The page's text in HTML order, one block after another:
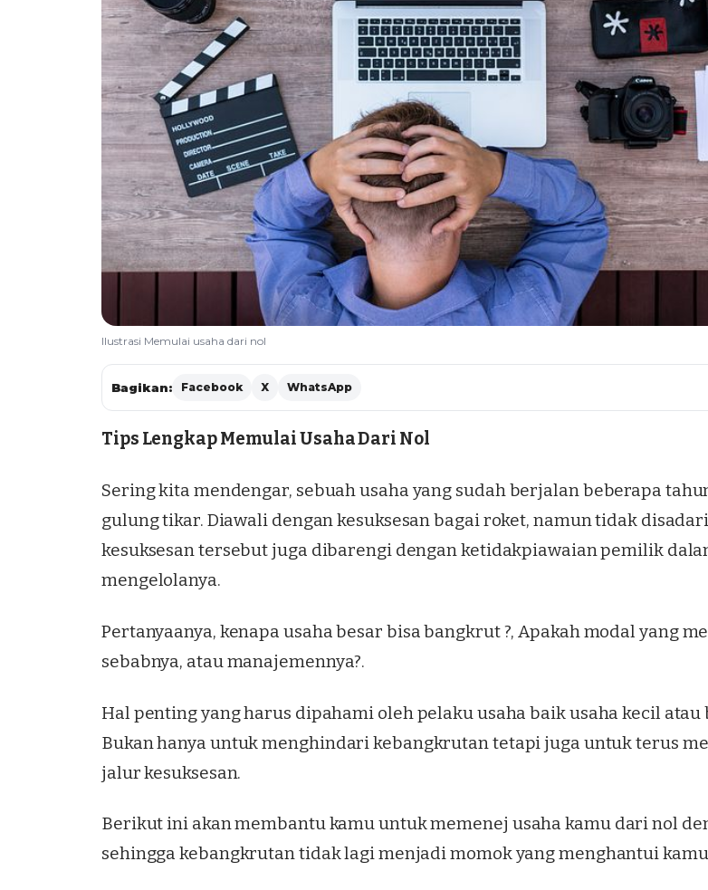
Ilustrasi Memulai usaha dari nol
Bagikan: Facebook X WhatsApp
Tips Lengkap Memulai Usaha Dari Nol
Sering kita mendengar, sebuahusaha yang sudah berjalan beberapa
gulung tikar. Diawali dengan kesuksesan bagai roket, namun tidak
kesuksesan tersebut juga dibarengi dengan ketidakpiawaian pemilik
mengelolanya.
Pertanyaanya, kenapa usaha besar bisa bangkrut ?, Apakah modal yang
sebabnya, atau manajemennya?.
Hal penting yang harus dipahami olehpelaku usaha baik usaha kecil atau
Bukan hanya untuk menghindari kebangkrutan tetapi juga untuk terus
jalur kesuksesan.
Berikut ini akan membantu kamu untuk memenej usaha kamu dari nol
sehingga kebangkrutan tidak lagi menjadi momok yang menghantui